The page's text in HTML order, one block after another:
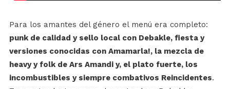
Para los amantes del género el menú era completo:
punk de calidad y sello local con Debakle, fiesta y
versiones conocidas con Amamarla!, la mezcla de
heavy y folk de Ars Amandi y, el plato fuerte, los
incombustibles y siempre combativos Reincidentes.